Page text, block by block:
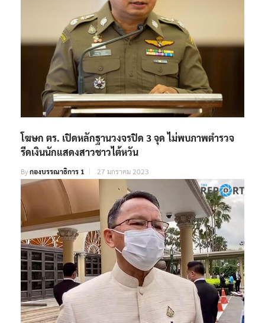
โฆษก ตร. เปิดหลักฐานวงจรปิด 3 จุด ไม่พบภาพตำรวจ
รีดเงินนักแสดงสาวชาวไต้หวัน
Byกองบรรณาธิการ 1 27 มกราคม 2023